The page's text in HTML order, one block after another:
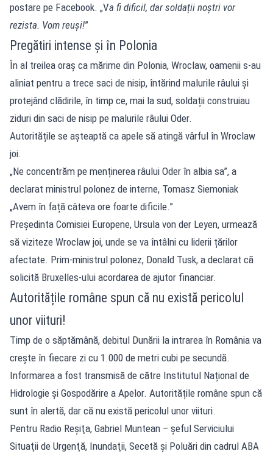
postare pe Facebook. „Va fi dificil, dar soldații noștri vor
rezista. Vom reuși!”
Pregătiri intense și în Polonia
În al treilea oraș ca mărime din Polonia, Wroclaw, oamenii s-au
aliniat pentru a trece saci de nisip, întărind malurile râului și
protejând clădirile, în timp ce, mai la sud, soldații construiau
ziduri din saci de nisip pe malurile râului Oder.
Autoritățile se așteaptă ca apele să atingă vârful în Wroclaw
joi.
„Ne concentrăm pe menținerea râului Oder în albia sa”, a
declarat ministrul polonez de interne, Tomasz Siemoniak
„Avem în față câteva ore foarte dificile.”
Președinta Comisiei Europene, Ursula von der Leyen, urmează
să viziteze Wroclaw joi, unde se va întâlni cu liderii țărilor
afectate. Prim-ministrul polonez, Donald Tusk, a declarat că
solicită Bruxelles-ului acordarea de ajutor financiar.
Autoritățile române spun că nu există pericolul
unor viituri!
Timp de o săptămână, debitul Dunării la intrarea în România va
crește în fiecare zi cu 1.000 de metri cubi pe secundă.
Informarea a fost transmisă de către Institutul Național de
Hidrologie și Gospodărire a Apelor. Autoritățile române spun că
sunt în alertă, dar că nu există pericolul unor viituri.
Pentru Radio Reşiţa, Gabriel Muntean – şeful Serviciului
Situaţii de Urgenţă, Inundaţii, Secetă şi Poluări din cadrul ABA